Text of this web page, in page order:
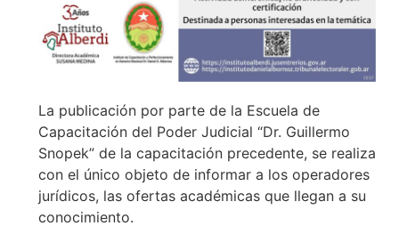
La publicación por parte de la Escuela de
Capacitación del Poder Judicial “Dr. Guillermo
Snopek” de la capacitación precedente, se realiza
con el único objeto de informar a los operadores
jurídicos, las ofertas académicas que llegan a su
conocimiento.